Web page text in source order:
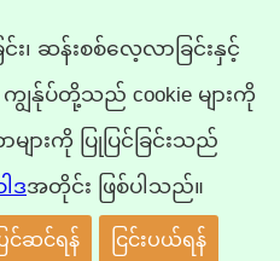
© 2012-2026
ကွတ်ကီးများ စီစဉ်သတ်မှတ်ရန်
ဆန်းစစ်လေ့လာခြင်းနှင့်
ျွန်ုပ်တို့သည် cookie များကို
ျားကို ပြုပြင်ခြင်းသည်
ဒအတိုင်း ဖြစ်ပါသည်။
ြင်ဆင်ရန် ငြင်းပယ်ရန်